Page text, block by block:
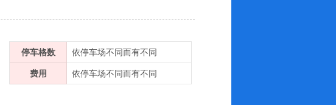
停车格数 依停车场不同而有不同
费用 依停车场不同而有不同